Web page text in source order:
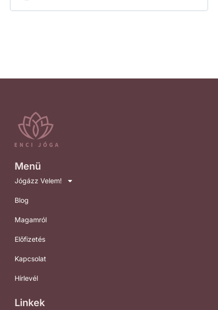
Menü
Jógázz Velem!
Blog
Magamról
Előfizetés
Kapcsolat
Hírlevél
Linkek